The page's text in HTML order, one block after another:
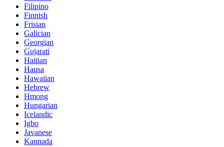
Filipino
Finnish
Frisian
Galician
Georgian
Gujarati
Haitian
Hausa
Hawaiian
Hebrew
Hmong
Hungarian
Icelandic
Igbo
Javanese
Kannada